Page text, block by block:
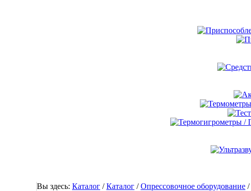
Вы здесь: Каталог /Каталог /Опрессовочное оборудование /